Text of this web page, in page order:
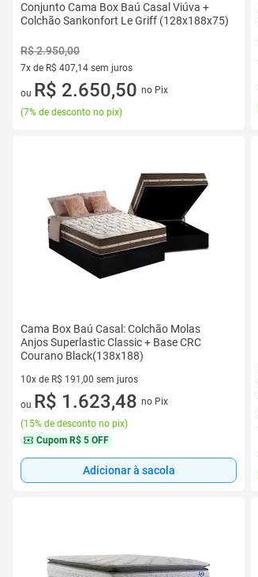
Conjunto Cama Box Baú Casal Viúva +
Colchão Sankonfort Le Griff (128x188x75)
R$ 2.950,00
7x de R$ 407,14 sem juros
7 vez de R$ 407,14 sem juros
ou R$ 2.650,50 no Pix
(7% de desconto no pix)
Cama Box Baú Casal: Colchão Molas
Anjos Superlastic Classic + Base CRC
Courano Black(138x188)
10x de R$ 191,00 sem juros
10 vez de R$ 191,00 sem juros
ou R$ 1.623,48 no Pix
(15% de desconto no pix)
Cupom R$ 5 OFF
Adicionar à sacola